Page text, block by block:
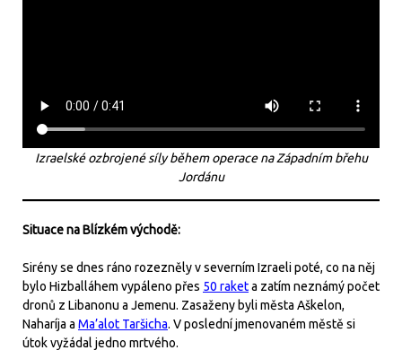
Izraelské ozbrojené síly během operace na Západním břehu
Jordánu
Situace na Blízkém východě:
Sirény se dnes ráno rozezněly v severním Izraeli poté, co na něj
bylo Hizballáhem vypáleno přes 50 raketa zatím neznámý počet
dronů z Libanonu a Jemenu. Zasaženy byli města Aškelon,
Naharíja a Ma’alot Taršicha. V poslední jmenovaném městě si
útok vyžádal jedno mrtvého.